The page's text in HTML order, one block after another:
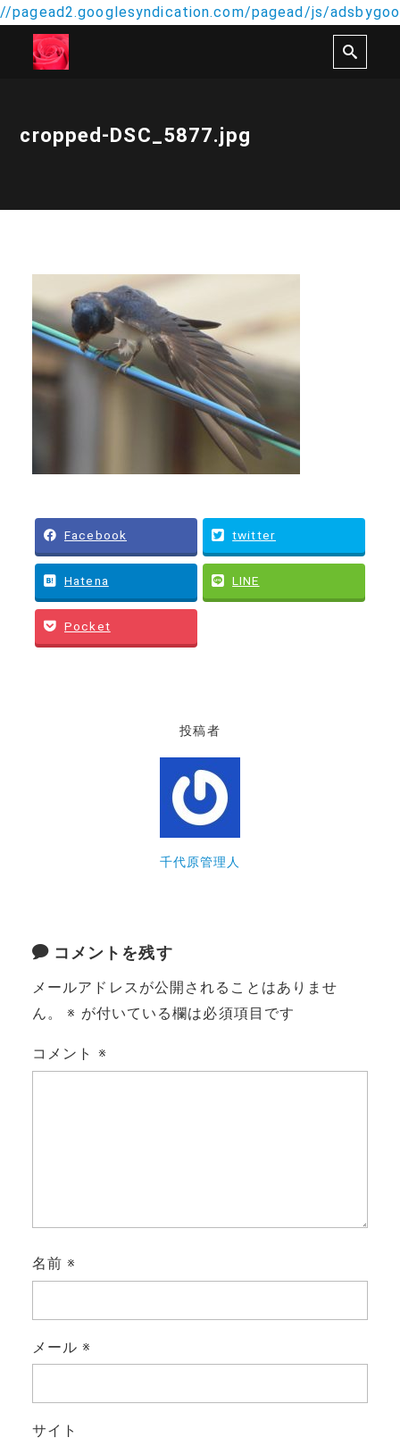
//pagead2.googlesyndication.com/pagead/js/
cropped-DSC_5877.jpg
Facebook twitter
Hatena LINE
Pocket
投稿者
千代原管理人
コメントを残す
メールアドレスが公開されることはありませ
ん。
※ が付いている欄は必須項目です
コメント ※
名前※
メール※
サイト